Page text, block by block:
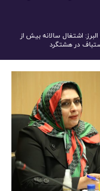
اشتغال سالانه بیش از
در هشتگرد